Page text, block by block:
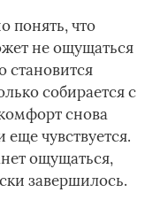
понять, что
не ощущаться
становится
собирается с
снова
чувствуется.
ощущаться,
завершилось.